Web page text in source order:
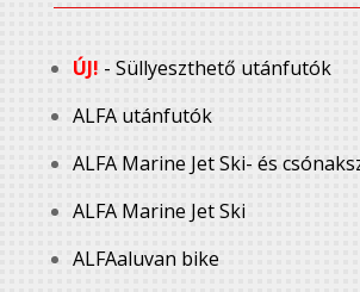
ÚJ! - Süllyeszthető utánfutók
ALFA utánfutók
ALFA Marine Jet Ski- és
ALFA Marine Jet Ski
ALFAaluvan bike